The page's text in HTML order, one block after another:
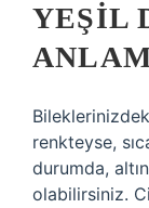
YEŞIL
renkteyse,
durumda,
olabilirsiniz.